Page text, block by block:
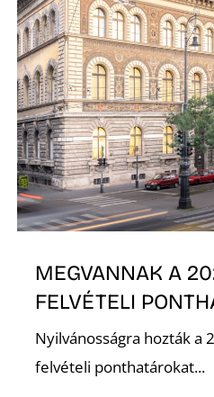
MEGVANNAK A
FELVÉTELI
Nyilvánosságra hozták a
felvételi ponthatárokat...